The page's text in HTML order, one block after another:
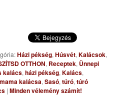
Házi pékség,Húsvét,Kalácsok,
OTTHON, Receptek, Ünnepi
kalács,házi pékség,Kalács,
kalácsa,Sasó,túró,túró
|Minden vélemény számít!